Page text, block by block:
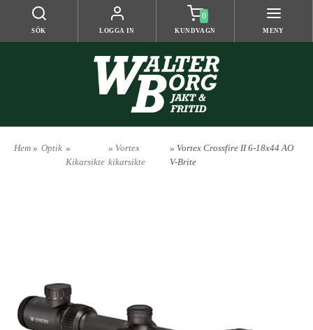
SÖK LOGGA IN
0
KUNDVAGN MENY
Hem » Optik »
Kikarsikte
» Vortex
kikarsikte
» Vortex Crossfire II 6-18x44 AO
V-Brite